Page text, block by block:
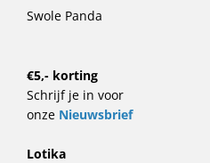
Swole Panda
€5,- korting
Schrijf je in voor
onze Nieuwsbrief
Lotika